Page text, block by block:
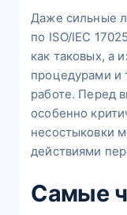
Даже сильные
по ISO/IEC
как таковых, а
процедурами и
работе. Перед
особенно
несостыковки
действиями
Самые